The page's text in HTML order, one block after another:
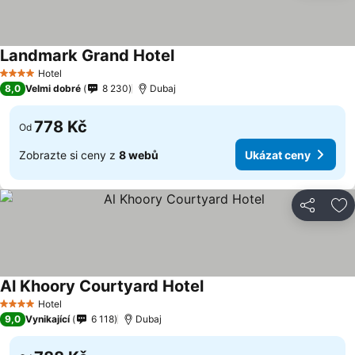
4 Počet hvězdiček
Hotel
Landmark Grand Hotel
8,0 Velmi dobré 8 230 Dubaj
Od 778 Kč
Zobrazte si ceny z 8 webů Ukázat ceny
Sdílet
4 Počet hvězdiček
Hotel
Al Khoory Courtyard Hotel
9,0 Vynikající 6 118 Dubaj